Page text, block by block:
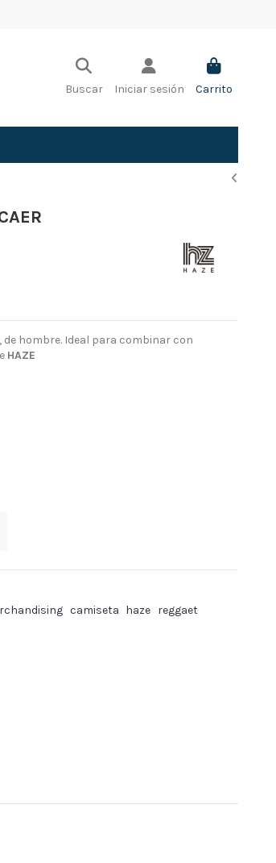
Buscar Iniciar sesión Carrito
de hombre. Ideal para combinar con
HAZE
camiseta haze reggaet